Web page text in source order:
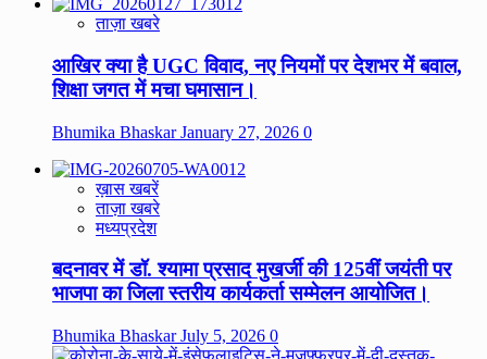
ताज़ा खबरे
आखिर क्या है UGC विवाद, नए नियमों पर देशभर में बवाल,
शिक्षा जगत में मचा घमासान।
Bhumika BhaskarJanuary 27, 2026 0
ख़ास खबरें
ताज़ा खबरे
मध्यप्रदेश
बदनावर में डॉ. श्यामा प्रसाद मुखर्जी की 125वीं जयंती पर
भाजपा का जिला स्तरीय कार्यकर्ता सम्मेलन आयोजित।
Bhumika BhaskarJuly 5, 2026 0